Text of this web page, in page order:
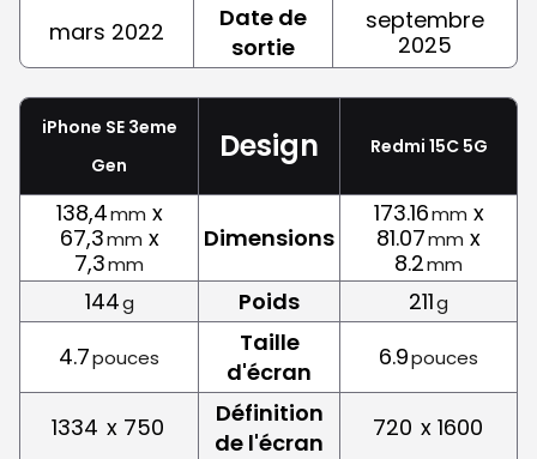
mars 2022
Date de
sortie
septembre
2025
iPhone SE 3eme
Gen
Design Redmi 15C 5G
138,4mm x
67,3mm x
7,3mm
Dimensions
173.16mm x
81.07mm x
8.2mm
144g Poids 211g
4.7pouces
Taille
d'écran
6.9pouces
1334 x 750
Définition
de l'écran
720 x 1600